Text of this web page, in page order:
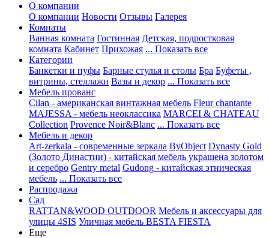
О компании
О компании Новости Отзывы Галерея
Комнаты
Ванная комната Гостинная Детская, подростковая
комната Кабинет Прихожая ... Показать все
Категории
Банкетки и пуфы Барные стулья и столы Бра Буфеты ,
витрины, стеллажи Вазы и декор ... Показать все
Мебель прованс
Cilan - американская винтажная мебель Fleur chantante
MAJESSA - мебель неоклассика MARCEI & CHATEAU
Collection Provence Noir&Blanc ... Показать все
Мебель и декор
Art-zerkala - современные зеркала ByObject Dynasty Gold
(Золото Династии) - китайская мебель украшена золотом
и серебро Gentry metal Gudong - китайская этническая
мебель ... Показать все
Распродажа
Сад
RATTAN&WOOD OUTDOOR Мебель и аксессуары для
улицы 4SIS Уличная мебель BESTA FIESTA
Еще